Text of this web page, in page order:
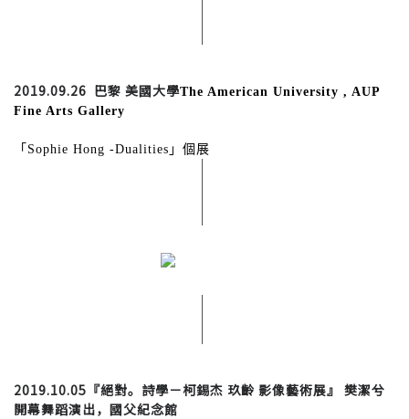
2019.09.26 巴黎 美國大學The American University , AUP
Fine Arts Gallery
「Sophie Hong -Dualities」個展
2019.10.05『絕對。詩學－柯錫杰 玖齡 影像藝術展』 樊潔兮
開幕舞蹈演出，國父紀念館